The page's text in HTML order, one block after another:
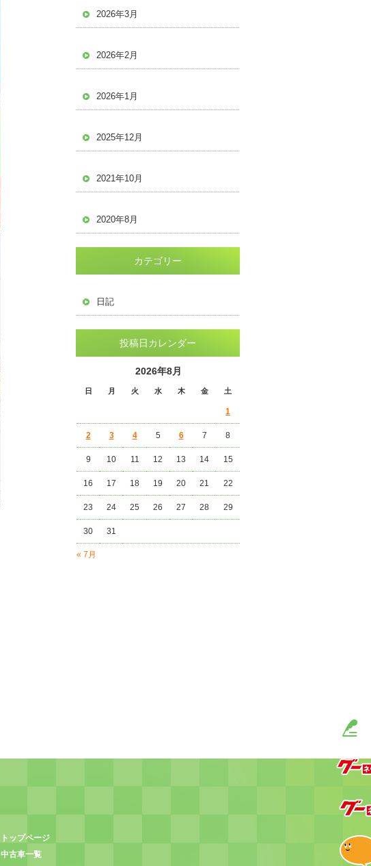
2026年3月
2026年2月
2026年1月
2025年12月
2021年10月
2020年8月
カテゴリー
日記
投稿日カレンダー
2026年8月
日 月 火 水 木 金 土
« 7月
1
2 3 4 5 6 7 8
9 10 11 12 13 14 15
16 17 18 19 20 21 22
23 24 25 26 27 28 29
30 31
トップページ
中古車一覧